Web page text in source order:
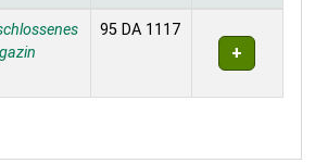
95 DA 1117